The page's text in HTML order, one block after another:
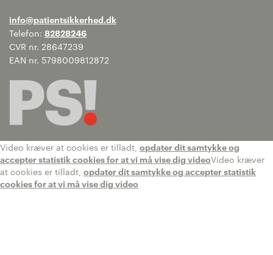
info@patientsikkerhed.dk
Telefon: 82828246
CVR nr. 28647239
EAN nr. 5798009812872
Video kræver at cookies er tilladt, opdater dit samtykke og
accepter statistik cookies for at vi må vise dig videoVideo kræver
at cookies er tilladt, opdater dit samtykke og accepter statistik
cookies for at vi må vise dig video